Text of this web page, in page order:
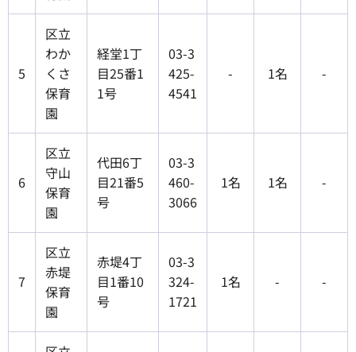
5
区立
わか
くさ
保育
園
経堂1丁
目25番1
1号
03-3
425-
4541
- 1名 -
6
区立
守山
保育
園
代田6丁
目21番5
号
03-3
460-
3066
1名 1名 -
7
区立
赤堤
保育
園
赤堤4丁
目1番10
号
03-3
324-
1721
1名 - -